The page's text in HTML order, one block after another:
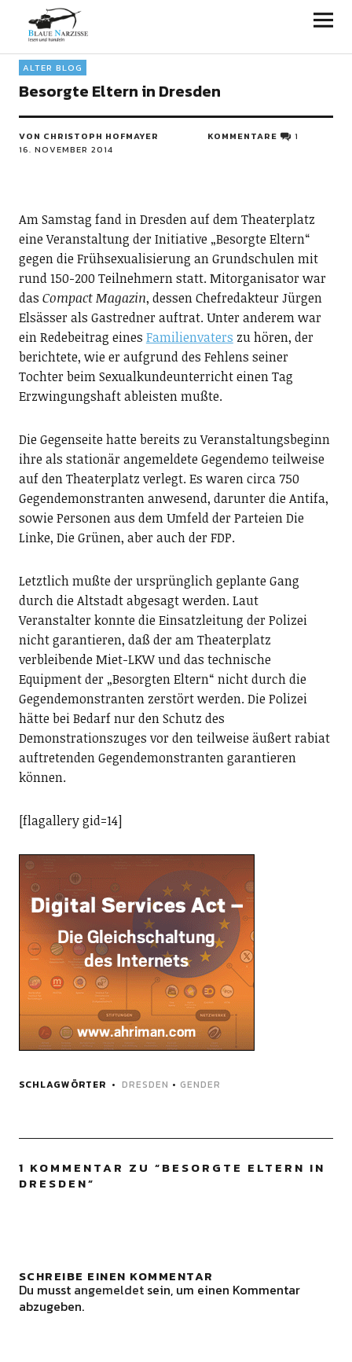
Blaue Narzisse
ALTER BLOG
Besorgte Eltern in Dresden
VON CHRISTOPH HOFMAYER
16. NOVEMBER 2014
KOMMENTARE 1
Am Samstag fand in Dresden auf dem Theaterplatz
eine Veranstaltung der Initiative „Besorgte Eltern“
gegen die Frühsexualisierung an Grundschulen mit
rund 150-200 Teilnehmern statt. Mitorganisator war
das Compact Magazin, dessen Chefredakteur Jürgen
Elsässer als Gastredner auftrat. Unter anderem war
ein Redebeitrag eines Familienvaters zu hören, der
berichtete, wie er aufgrund des Fehlens seiner
Tochter beim Sexualkundeunterricht einen Tag
Erzwingungshaft ableisten mußte.
Die Gegenseite hatte bereits zu Veranstaltungsbeginn
ihre als stationär angemeldete Gegendemo teilweise
auf den Theaterplatz verlegt. Es waren circa 750
Gegendemonstranten anwesend, darunter die Antifa,
sowie Personen aus dem Umfeld der Parteien Die
Linke, Die Grünen, aber auch der FDP.
Letztlich mußte der ursprünglich geplante Gang
durch die Altstadt abgesagt werden. Laut
Veranstalter konnte die Einsatzleitung der Polizei
nicht garantieren, daß der am Theaterplatz
verbleibende Miet-LKW und das technische
Equipment der „Besorgten Eltern“ nicht durch die
Gegendemonstranten zerstört werden. Die Polizei
hätte bei Bedarf nur den Schutz des
Demonstrationszuges vor den teilweise äußert rabiat
auftretenden Gegendemonstranten garantieren
können.
[flagallery gid=14]
SCHLAGWÖRTER DRESDEN • GENDER
1 KOMMENTAR ZU “BESORGTE ELTERN IN
DRESDEN”
SCHREIBE EINEN KOMMENTAR
Du musst angemeldetsein, um einen Kommentar
abzugeben.